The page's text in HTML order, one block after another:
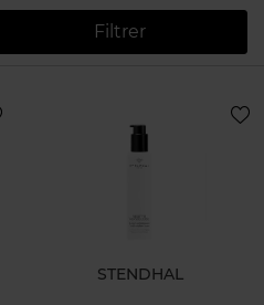
Filtrer
STENDHAL